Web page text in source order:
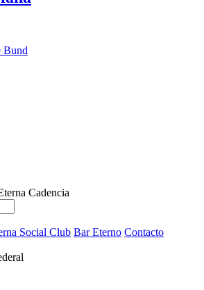
Cadencia
Social Club Bar Eterno Contacto